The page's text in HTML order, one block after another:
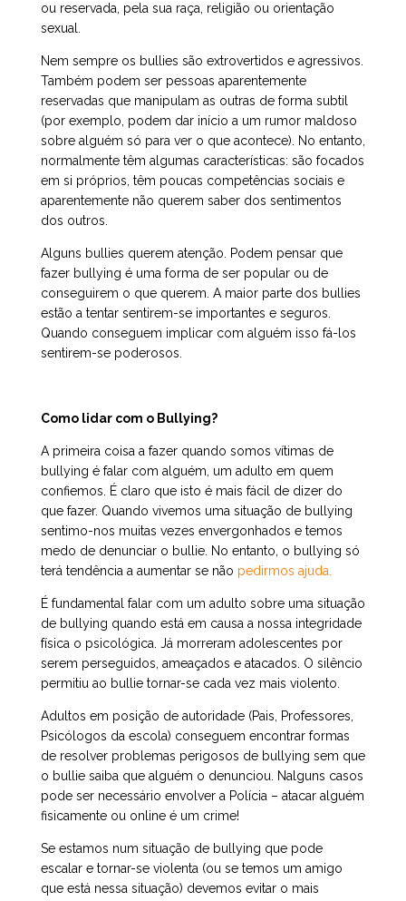
ou reservada, pela sua raça, religião ou orientação
sexual.
Nem sempre os bullies são extrovertidos e agressivos.
Também podem ser pessoas aparentemente
reservadas que manipulam as outras de forma subtil
(por exemplo, podem dar início a um rumor maldoso
sobre alguém só para ver o que acontece). No entanto,
normalmente têm algumas características: são focados
em si próprios, têm poucas competências sociais e
aparentemente não querem saber dos sentimentos
dos outros.
Alguns bullies querem atenção. Podem pensar que
fazer bullying é uma forma de ser popular ou de
conseguirem o que querem. A maior parte dos bullies
estão a tentar sentirem-se importantes e seguros.
Quando conseguem implicar com alguém isso fá-los
sentirem-se poderosos.
Como lidar com o Bullying?
A primeira coisa a fazer quando somos vítimas de
bullying é falar com alguém, um adulto em quem
confiemos. É claro que isto é mais fácil de dizer do
que fazer. Quando vivemos uma situação de bullying
sentimo-nos muitas vezes envergonhados e temos
medo de denunciar o bullie. No entanto, o bullying só
terá tendência a aumentar se não pedirmos ajuda.
É fundamental falar com um adulto sobre uma situação
de bullying quando está em causa a nossa integridade
física o psicológica. Já morreram adolescentes por
serem perseguidos, ameaçados e atacados. O silêncio
permitiu ao bullie tornar-se cada vez mais violento.
Adultos em posição de autoridade (Pais, Professores,
Psicólogos da escola) conseguem encontrar formas
de resolver problemas perigosos de bullying sem que
o bullie saiba que alguém o denunciou. Nalguns casos
pode ser necessário envolver a Polícia – atacar alguém
fisicamente ou online é um crime!
Se estamos num situação de bullying que pode
escalar e tornar-se violenta (ou se temos um amigo
que está nessa situação) devemos evitar o mais